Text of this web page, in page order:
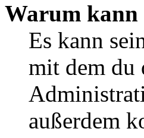
Warum kann
Es kann
mit dem du
außerdem